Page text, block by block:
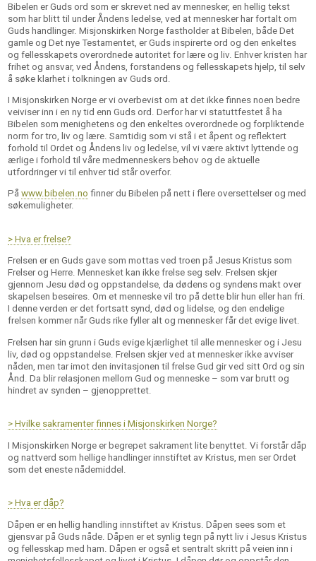
Bibelen er Guds ord som er skrevet ned av mennesker, en hellig tekst
som har blitt til under Åndens ledelse, ved at mennesker har fortalt om
Guds handlinger. Misjonskirken Norge fastholder at Bibe­len, både Det
gamle og Det nye Testamentet, er Guds inspirerte ord og den enkeltes
og fel­lesskapets overordnede autoritet for lære og liv. Enhver kristen har
frihet og ansvar, ved Åndens, forstandens og fellesskapets hjelp, til selv
å søke klarhet i tolkningen av Guds ord.
I Misjonskirken Norge er vi overbevist om at det ikke finnes noen bedre
veiviser inn i en ny tid enn Guds ord. Derfor har vi statuttfestet å ha
Bibelen som menighetens og den enkeltes overordnede og forpliktende
norm for tro, liv og lære. Samtidig som vi stå i et åpent og refle­ktert
forhold til Ordet og Åndens liv og ledelse, vil vi være aktivt lyttende og
ærlige i forhold til våre medmenneskers behov og de aktuelle
utfordringer vi til enhver tid står overfor.
Påwww.bibelen.no finner du Bibelen på nett i flere oversettelser og med
søkemuligheter.
> Hva er frelse?
Frelsen er en Guds gave som mottas ved troen på Jesus Kristus som
Frelser og Herre. Mennesket kan ikke frelse seg selv. Frelsen skjer
gjennom Jesu død og oppstandelse, da dødens og syndens makt over
skapelsen beseires. Om et menneske vil tro på dette blir hun eller han fri.
I denne verden er det fortsatt synd, død og lidelse, og den endelige
frelsen kommer når Guds rike fyller alt og mennesker får det evige livet.
Frelsen har sin grunn i Guds evige kjærlighet til alle mennesker og i Jesu
liv, død og oppstandelse. Frelsen skjer ved at mennesker ikke avviser
nåden, men tar imot den invitasjonen til frelse Gud gir ved sitt Ord og sin
Ånd. Da blir relasjonen mellom Gud og menneske – som var brutt og
hindret av synden – gjenopprettet.
> Hvilke sakramenter finnes i Misjonskirken Norge?
I Misjonskirken Norge er begrepet sakrament lite benyttet. Vi forstår dåp
og nattverd som hellige handlinger innstiftet av Kristus, men ser Ordet
som det eneste nådemiddel.
> Hva er dåp?
Dåpen er en hellig handling innstiftet av Kristus. Dåpen sees som et
gjensvar på Guds nåde. Dåpen er et synlig tegn på nytt liv i Jesus Kristus
og fellesskap med ham. Dåpen er også et sentralt skritt på veien inn i